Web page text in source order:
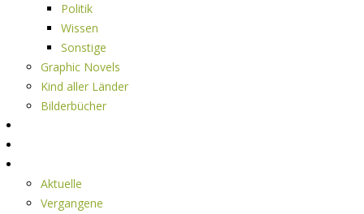
Politik
Wissen
Sonstige
Graphic Novels
Kind aller Länder
Bilderbücher
Aktuelle
Vergangene